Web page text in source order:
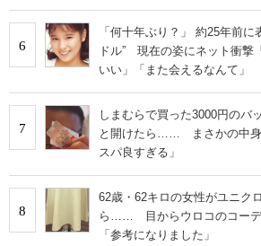
6
「何十年ぶり？」 約25年前に
ドル” 現在の姿にネット衝撃
いい」「また会えるなんて」
7
しまむらで買った3000円のバ
と開けたら…… まさかの中身
スパ良すぎる」
8
62歳・62キロの女性がユニク
ら…… 目からウロコのコーデ
「参考になりました」